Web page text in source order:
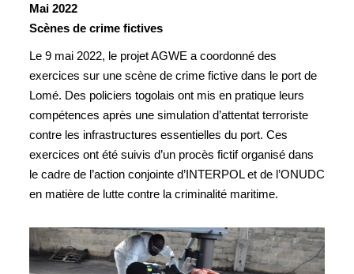
Mai 2022
Scènes de crime fictives
Le 9 mai 2022, le projet AGWE a coordonné des
exercices sur une scène de crime fictive dans le port de
Lomé. Des policiers togolais ont mis en pratique leurs
compétences après une simulation d’attentat terroriste
contre les infrastructures essentielles du port. Ces
exercices ont été suivis d’un procès fictif organisé dans
le cadre de l’action conjointe d’INTERPOL et de l’ONUDC
en matière de lutte contre la criminalité maritime.